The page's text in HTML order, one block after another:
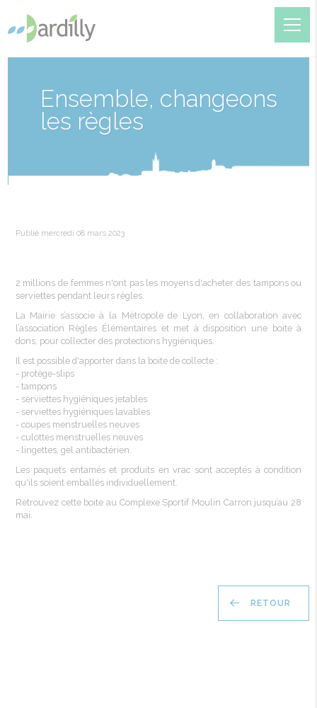
Ensemble, changeons
les règles
Publié mercredi 08 mars 2023
2 millions de femmes n'ont pas les moyens d'acheter des tampons ou
serviettes pendant leurs règles.
La Mairie s’associeà la Métropolede Lyon, en collaborationavec
l’association Règles Élémentaires et met à disposition une boiteà
dons, pour collecterdes protections hygiéniques.
Il est possible d'apporter dansla boitede collecte:
- protège-slips
- tampons
- serviettes hygiéniques jetables
- serviettes hygiéniques lavables
- coupes menstruelles neuves
- culottes menstruelles neuves
- lingettes, gel antibactérien.
Les paquets entaméset produitsenvrac sont acceptés à condition
qu'ils soient emballés individuellement.
Retrouvez cette boite au Complexe Sportif Moulin Carron jusqu’au 28
mai.
RETOUR